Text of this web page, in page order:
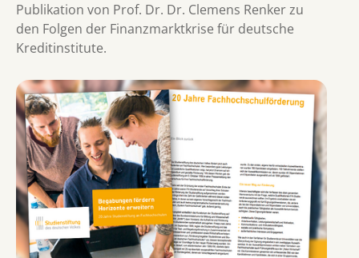
Publikation von Prof. Dr. Dr. Clemens Renker zu
den Folgen der Finanzmarktkrise für deutsche
Kreditinstitute.